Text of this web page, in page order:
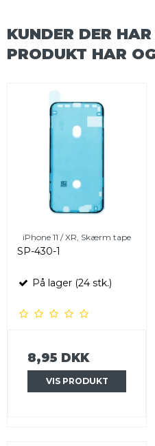
KUNDER DER
PRODUKT HAR
iPhone 11 / XR, Skærm tape
SP-430-1
På lager (24 stk.)
8,95 DKK
VIS PRODUKT